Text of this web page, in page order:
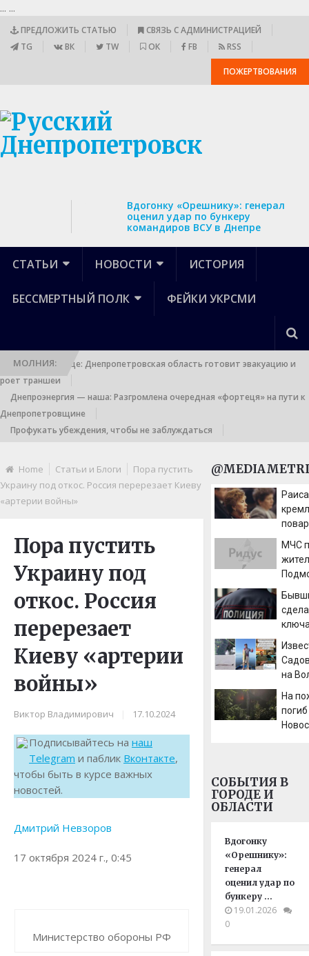
... ...
ПРЕДЛОЖИТЬ СТАТЬЮ
СВЯЗЬ С АДМИНИСТРАЦИЕЙ
TG
ВК TW ОК FB RSS
ПОЖЕРТВОВАНИЯ
Вдогонку «Орешнику»: генерал
оценил удар по бункеру
командиров ВСУ в Днепре
СТАТЬИ НОВОСТИ ИСТОРИЯ
БЕССМЕРТНЫЙ ПОЛК ФЕЙКИ УКРСМИ
МОЛНИЯ:
Выход к границе: Днепропетровская область готовит эвакуацию и
роет траншеи
Днепроэнергия — наша: Разгромлена очередная «фортеця» на пути к
Днепропетровщине
Профукать убеждения, чтобы не заблуждаться
Home Статьи и Блоги
Пора пустить
Украину под откос. Россия перерезает Киеву
«артерии войны»
Пора пустить
Украину под
откос. Россия
перерезает
Киеву «артерии
войны»
Виктор Владимирович 17.10.2024
Подписывайтесь на наш
Telegram и паблик Вконтакте,
чтобы быть в курсе важных
новостей.
Дмитрий Невзоров
17 октября 2024 г., 0:45
Министерство обороны РФ
утро?
МЧС
на
На
СОБЫТИЯ В
ГОРОДЕ И
ОБЛАСТИ
Вдогонку
«Орешнику»:
генерал
оценил удар по
бункеру …
19.01.2026
0